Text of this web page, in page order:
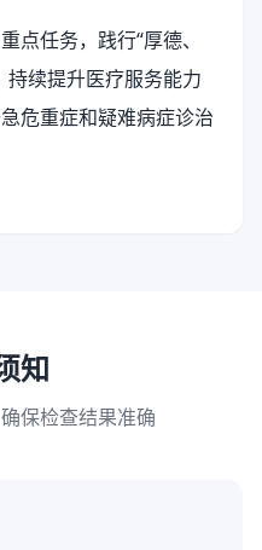
点任务，践行“厚德、
持续提升医疗服务能力
危重症和疑难病症诊治
知
保检查结果准确